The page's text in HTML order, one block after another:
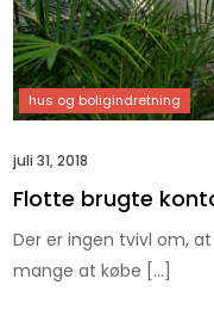
juli 31, 2018
Flotte brugte
Der er ingen tvivl om,
mange at købe […]